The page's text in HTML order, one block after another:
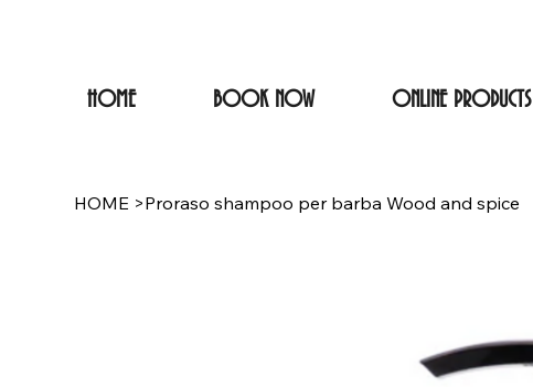
HOME >Proraso shampoo per barba Wood and spice
HOME BOOK NOW ONLINE PRODUCTS